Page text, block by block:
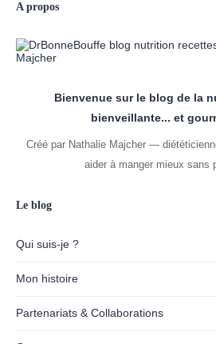
A propos
Bienvenue sur le blog de la
bienveillante... et
Créé par Nathalie Majcher —
aider à manger mieux sans
Le blog
Qui suis-je ?
Mon histoire
Partenariats & Collaborations